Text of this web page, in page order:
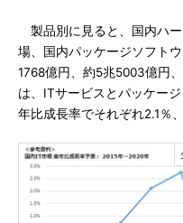
製品別に見ると、国内ハ
場、国内パッケージソフト
1768億円、約5兆5003億円
は、ITサービスとパッケー
年比成長率でそれぞれ2.1％